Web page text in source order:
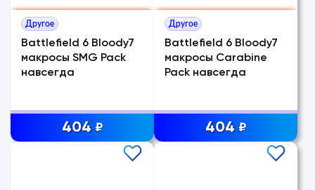
Другое
Battlefield 6 Bloody7
макросы SMG Pack
навсегда
404 ₽
Другое
Battlefield 6 Bloody7
макросы Carabine
Pack навсегда
404 ₽